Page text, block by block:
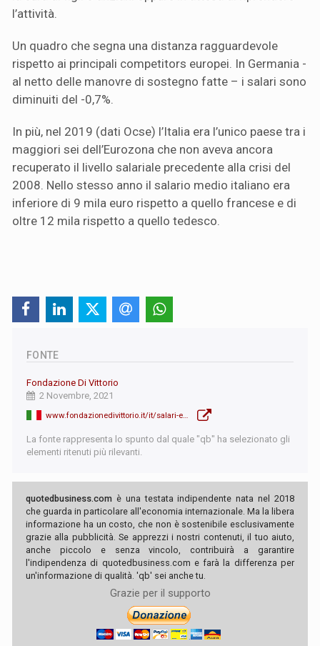
l’attività.
Un quadro che segna una distanza ragguardevole
rispetto ai principali competitors europei. In Germania -
al netto delle manovre di sostegno fatte – i salari sono
diminuiti del -0,7%.
In più, nel 2019 (dati Ocse) l’Italia era l’unico paese tra i
maggiori sei dell’Eurozona che non aveva ancora
recuperato il livello salariale precedente alla crisi del
2008. Nello stesso anno il salario medio italiano era
inferiore di 9 mila euro rispetto a quello francese e di
oltre 12 mila rispetto a quello tedesco.
FONTE
Fondazione Di Vittorio
2 Novembre, 2021
La fonte rappresenta lo spunto dal quale "qb" ha selezionato gli
elementi ritenuti più rilevanti.
quotedbusiness.com è una testata indipendente nata nel 2018
che guarda in particolare all'economia internazionale. Ma la libera
informazione ha un costo, che non è sostenibile esclusivamente
grazie alla pubblicità. Se apprezzi i nostri contenuti, il tuo aiuto,
anche piccolo e senza vincolo, contribuirà a garantire
l'indipendenza di quotedbusiness.com e farà la differenza per
un'informazione di qualità. 'qb' sei anche tu.
Grazie per il supporto